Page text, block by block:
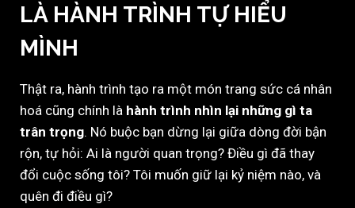
LÀ HÀNH TRÌNH TỰ HIỂU
MÌNH
Thật ra, hành trình tạo ra một món trang sức cá nhân
hoá cũng chính là hành trình nhìn lại những gì ta
trân trọng. Nó buộc bạn dừng lại giữa dòng đời bận
rộn, tự hỏi: Ai là người quan trọng? Điều gì đã thay
đổi cuộc sống tôi? Tôi muốn giữ lại kỷ niệm nào, và
quên đi điều gì?